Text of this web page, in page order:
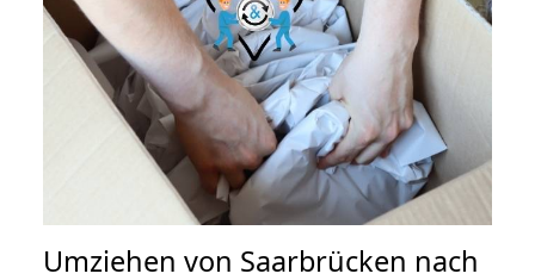
Umziehen von Saarbrücken nach